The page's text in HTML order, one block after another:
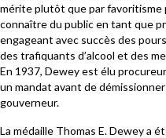
mérite plutôt que par favoritisme
connaître du public en tant que
engageant avec succès des
des trafiquants d’alcool et des
En 1937, Dewey est élu
un mandat avant de
gouverneur.
La médaille Thomas E. Dewey a